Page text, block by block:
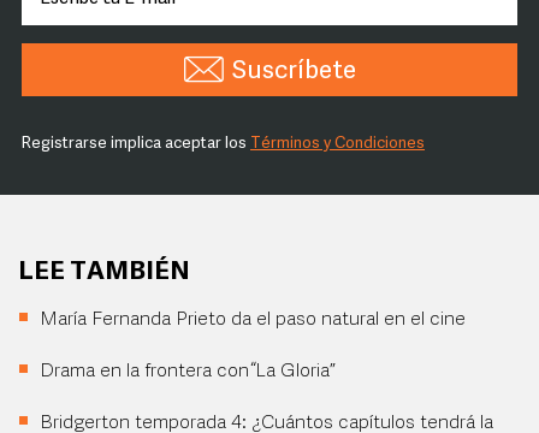
Suscríbete
Registrarse implica aceptar los Términos y Condiciones
LEE TAMBIÉN
María Fernanda Prieto da el paso natural en el cine
Drama en la frontera con “La Gloria”
Bridgerton temporada 4: ¿Cuántos capítulos tendrá la